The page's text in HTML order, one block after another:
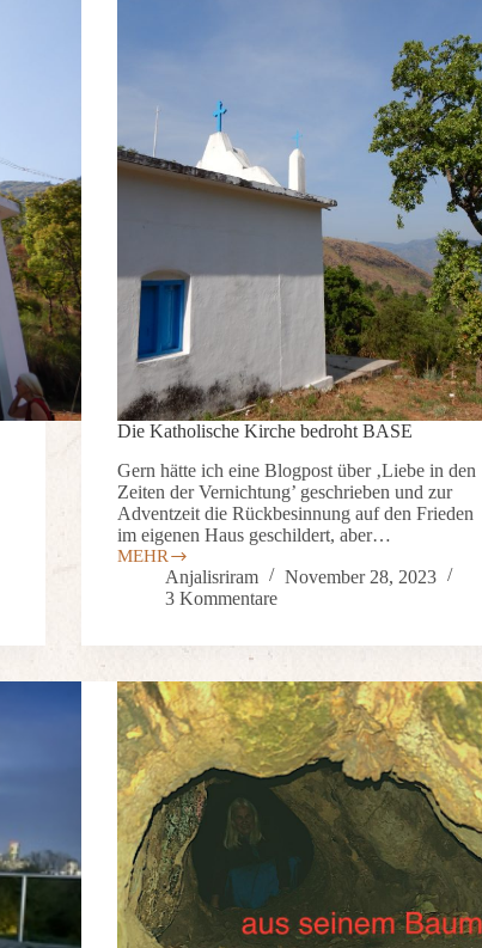
Die Katholische Kirche bedroht BASE
Gern hätte ich eine Blogpost über ‚Liebe in den
Zeiten der Vernichtung’ geschrieben und zur
Adventzeit die Rückbesinnung auf den Frieden
im eigenen Haus geschildert, aber…
MEHR
Anjalisriram
November 28, 2023
3 Kommentare